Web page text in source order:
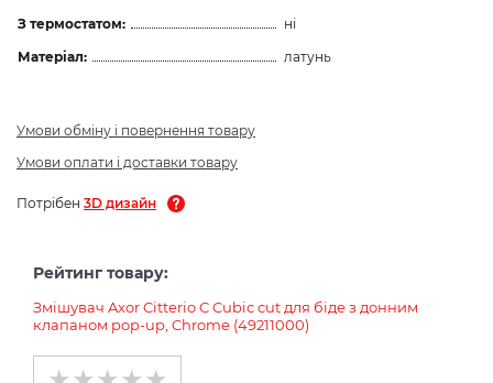
З термостатом:
ні
Матеріал:
латунь
Умови обміну і повернення товару
Умови оплати і доставки товару
Потрібен 3D дизайн
Рейтинг товару:
Змішувач Axor Citterio C Cubic cut для біде з донним
клапаном pop-up, Chrome (49211000)